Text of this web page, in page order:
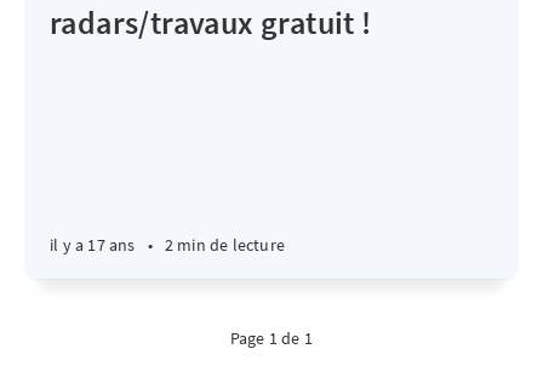
radars/travaux gratuit !
il y a 17 ans • 2 min de lecture
Page 1 de 1